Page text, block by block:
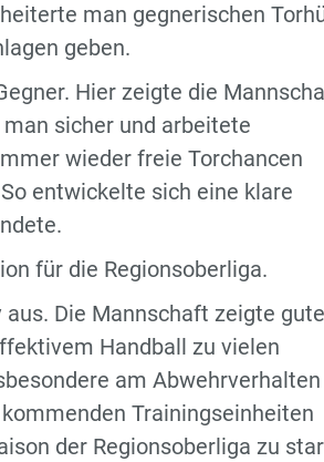
man gegnerischen
geben.
Hier zeigte die
sicher und arbeitete
wieder freie Torchancen
entwickelte sich eine klare
für die Regionsoberliga.
Die Mannschaft zeigte gute
Handball zu vielen
am Abwehrverhalten
Trainingseinheiten
der Regionsoberliga zu